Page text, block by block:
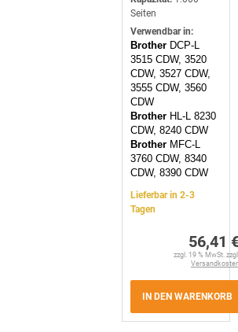
Seiten
Verwendbar in:
Brother DCP-L
3515 CDW, 3520
CDW, 3527 CDW,
3555 CDW, 3560
CDW
Brother HL-L 8230
CDW, 8240 CDW
Brother MFC-L
3760 CDW, 8340
CDW, 8390 CDW
Lieferbar in 2-3
Tagen
56,41
zzgl. 19 % MwSt.
IN DEN WARENKORB